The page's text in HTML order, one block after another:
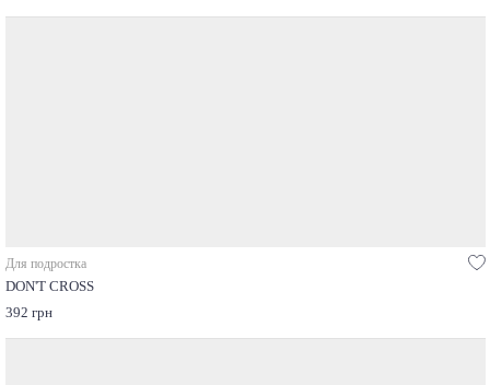
Для подростка
DON'T CROSS
392 грн